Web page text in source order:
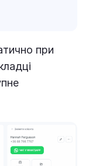
при